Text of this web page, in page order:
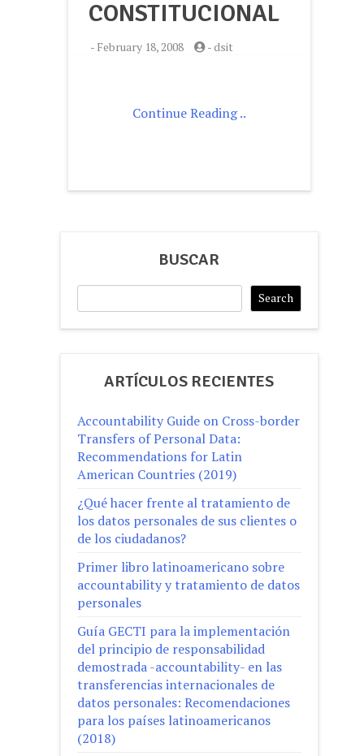
CONSTITUCIONAL
- February 18, 2008 -dsit
Continue Reading ..
BUSCAR
Search
ARTÍCULOS RECIENTES
Accountability Guide on Cross-border
Transfers of Personal Data:
Recommendations for Latin
American Countries (2019)
¿Qué hacer frente al tratamiento de
los datos personales de sus clientes o
de los ciudadanos?
Primer libro latinoamericano sobre
accountability y tratamiento de datos
personales
Guía GECTI para la implementación
del principio de responsabilidad
demostrada -accountability- en las
transferencias internacionales de
datos personales: Recomendaciones
para los países latinoamericanos
(2018)